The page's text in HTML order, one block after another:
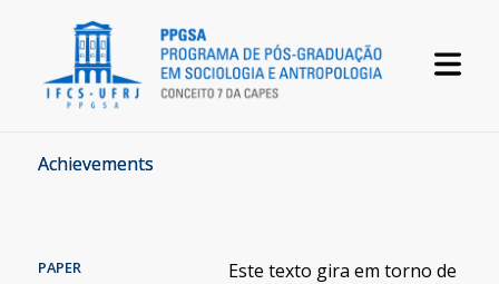
Achievements
PAPER
Este texto gira em torno de